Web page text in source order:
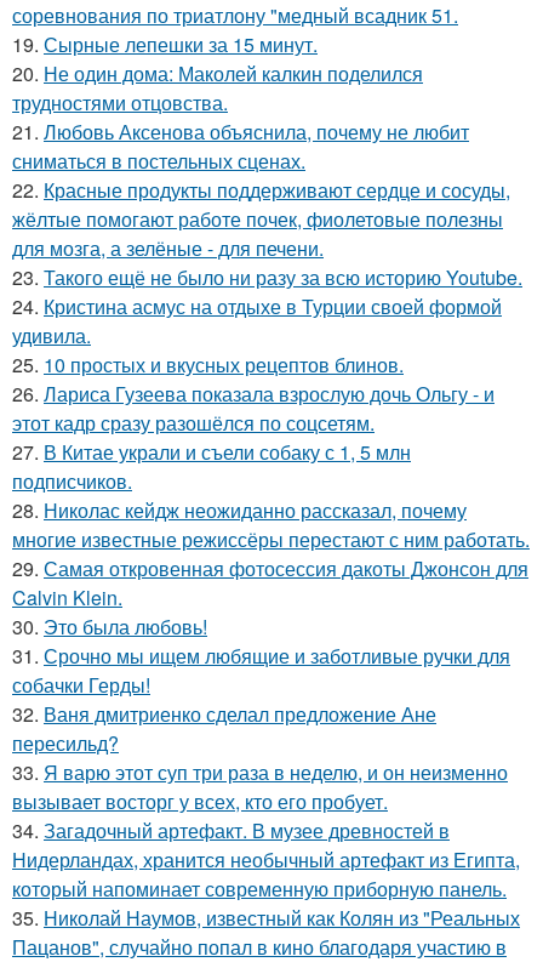
соревнования по триатлону "медный всадник 51.
19. Сырные лепешки за 15 минут.
20. Не один дома: Маколей калкин поделился
трудностями отцовства.
21. Любовь Аксенова объяснила, почему не любит
сниматься в постельных сценах.
22. Красные продукты поддерживают сердце и сосуды,
жёлтые помогают работе почек, фиолетовые полезны
для мозга, а зелёные - для печени.
23. Такого ещё не было ни разу за всю историю Youtube.
24. Кристина асмус на отдыхе в Турции своей формой
удивила.
25. 10 простых и вкусных рецептов блинов.
26. Лариса Гузеева показала взрослую дочь Ольгу - и
этот кадр сразу разошёлся по соцсетям.
27. В Китае украли и съели собаку с 1, 5 млн
подписчиков.
28. Николас кейдж неожиданно рассказал, почему
многие известные режиссёры перестают с ним работать.
29. Самая откровенная фотосессия дакоты Джонсон для
Calvin Klein.
30. Это была любовь!
31. Срочно мы ищем любящие и заботливые ручки для
собачки Герды!
32. Ваня дмитриенко сделал предложение Ане
пересильд?
33. Я варю этот суп три раза в неделю, и он неизменно
вызывает восторг у всех, кто его пробует.
34. Загадочный артефакт. В музее древностей в
Нидерландах, хранится необычный артефакт из Египта,
который напоминает современную приборную панель.
35. Николай Наумов, известный как Колян из "Реальных
Пацанов", случайно попал в кино благодаря участию в